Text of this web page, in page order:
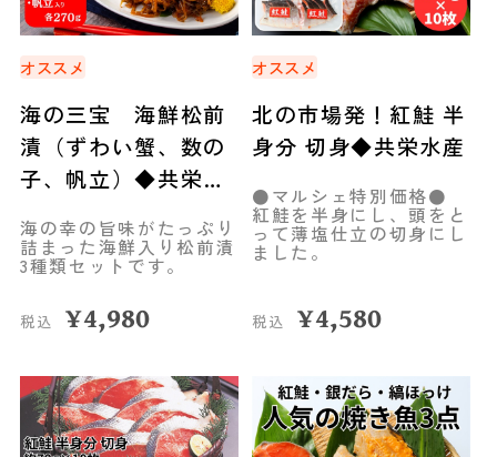
オススメ
海の三宝 海鮮松前
漬（ずわい蟹、数の
子、帆立）◆共栄水
海の幸の旨味がたっぷり
詰まった海鮮入り松前漬
3種類セットです。
税込 ¥4,980
オススメ
北の市場発！紅鮭 半
身分 切身◆共栄水産
●マルシェ特別価格●
紅鮭を半身にし、頭をと
って薄塩仕立の切身にし
ました。
税込 ¥4,580